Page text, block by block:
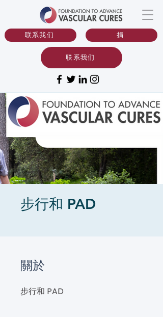
捐
联系我们
联系我们
步行和 PAD
關於
步行和 PAD